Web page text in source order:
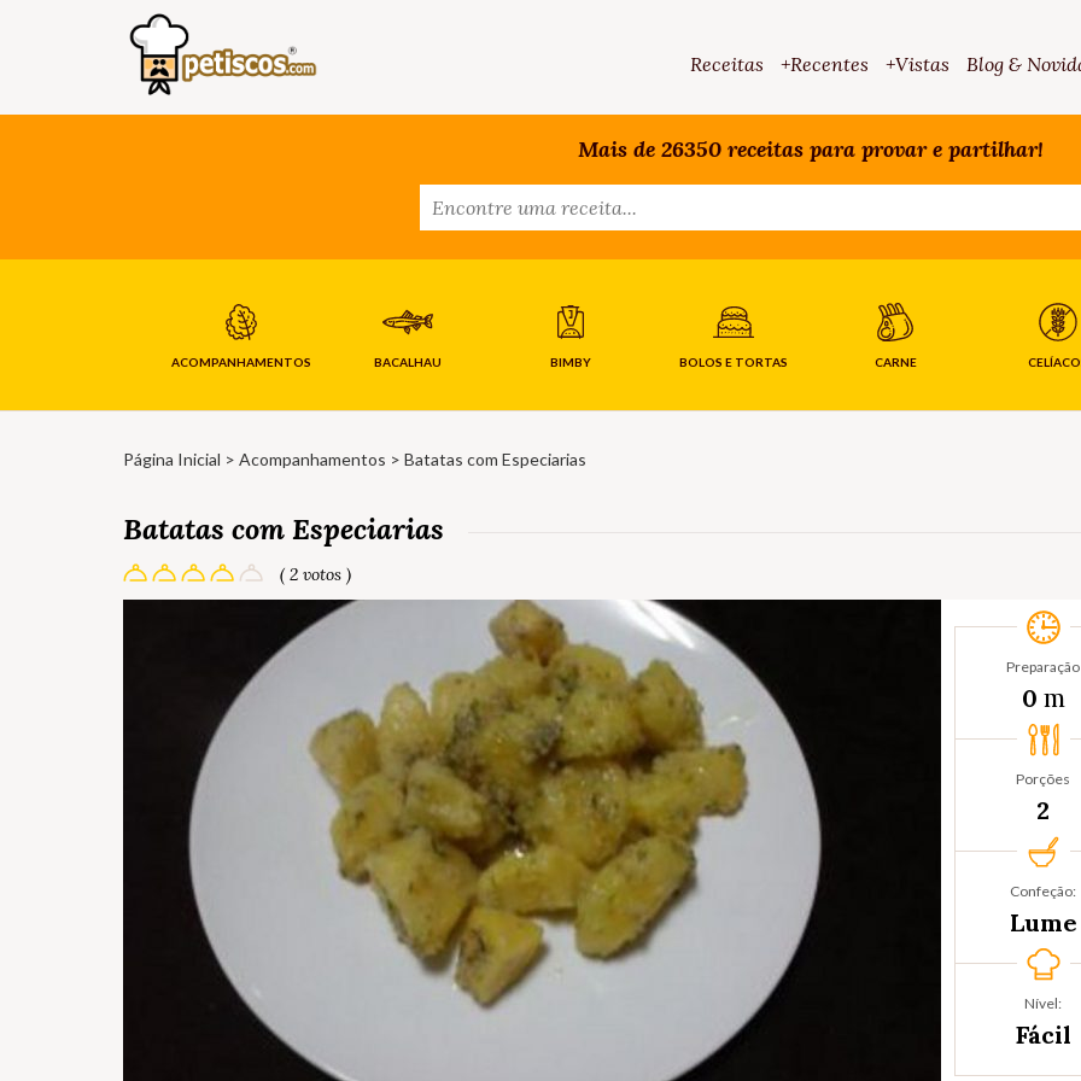
Receitas +Recentes +Vistas Blog &
Mais de 26350 receitas para provar e partilhar!
ACOMPANHAMENTOS BACALHAU BIMBY BOLOS E TORTAS CARNE
Página Inicial > Acompanhamentos > Batatas com Especiarias
Batatas com Especiarias
( 2 votos )
Preparação
0 m
Porções
2
Confeção:
Lume
Nível:
Fácil